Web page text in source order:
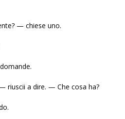
— chiese uno.
riuscii a dire. — Che cosa ha?